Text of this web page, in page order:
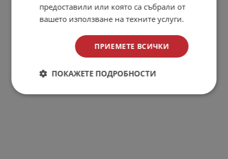
предоставили или която са събрали от
вашето използване на техните услуги.
ПРИЕМЕТЕ ВСИЧКИ
ПОКАЖЕТЕ ПОДРОБНОСТИ